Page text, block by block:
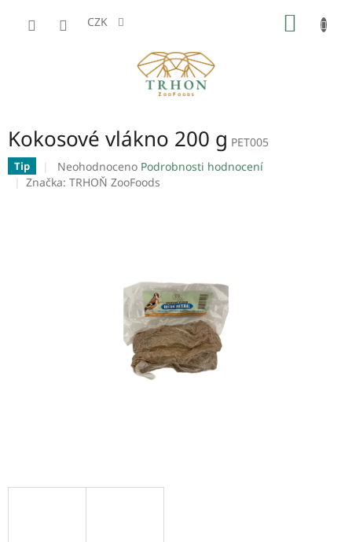
CZK
Kokosové vlákno 200 g PET005
Tip
Průměrné
hodnocení
Neohodnoceno Podrobnosti hodnocení
Značka: TRHOŇ ZooFoods